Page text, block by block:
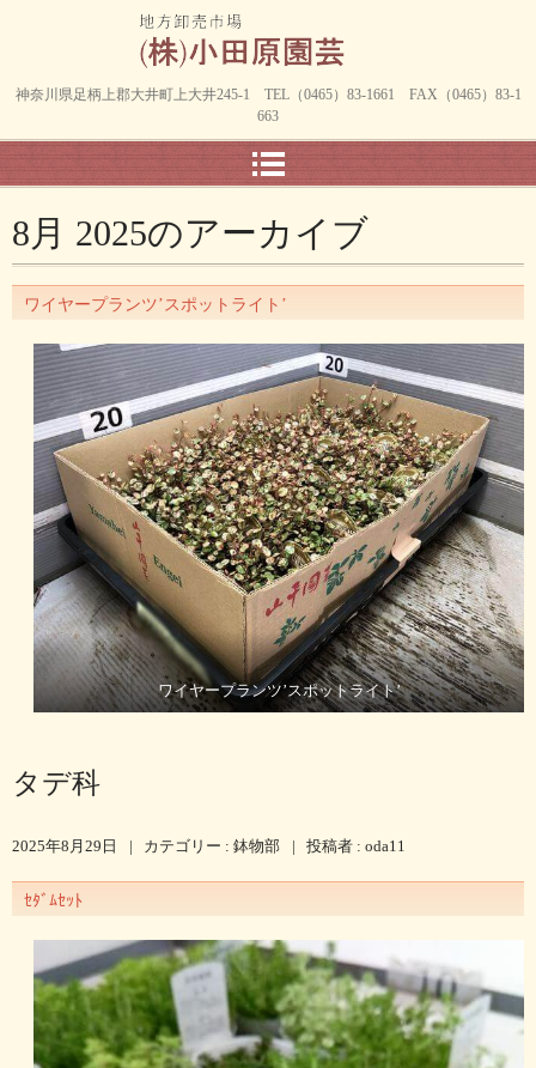
神奈川県足柄上郡大井町上大井245-1 TEL（0465）83-1661 FAX（0465）83-1
663
8月 2025のアーカイブ
ワイヤープランツ’スポットライト’
ワイヤープランツ’スポットライト’
タデ科
2025年8月29日 | カテゴリー : 鉢物部 | 投稿者 : oda11
ｾﾀﾞﾑｾｯﾄ